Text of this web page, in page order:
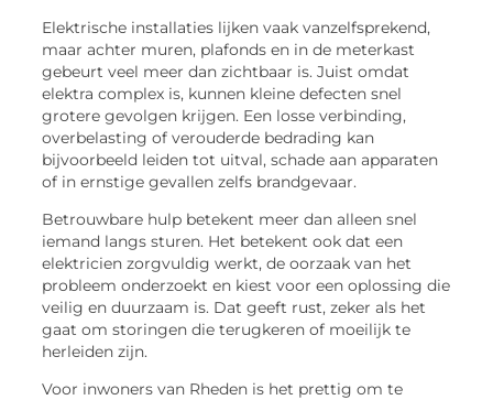
Elektrische installaties lijken vaak vanzelfsprekend,
maar achter muren, plafonds en in de meterkast
gebeurt veel meer dan zichtbaar is. Juist omdat
elektra complex is, kunnen kleine defecten snel
grotere gevolgen krijgen. Een losse verbinding,
overbelasting of verouderde bedrading kan
bijvoorbeeld leiden tot uitval, schade aan apparaten
of in ernstige gevallen zelfs brandgevaar.
Betrouwbare hulp betekent meer dan alleen snel
iemand langs sturen. Het betekent ook dat een
elektricien zorgvuldig werkt, de oorzaak van het
probleem onderzoekt en kiest voor een oplossing die
veilig en duurzaam is. Dat geeft rust, zeker als het
gaat om storingen die terugkeren of moeilijk te
herleiden zijn.
Voor inwoners van Rheden is het prettig om te